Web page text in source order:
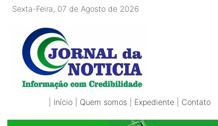
Sexta-Feira, 07 de Agosto de 2026
Início Quem somos Expediente Contato